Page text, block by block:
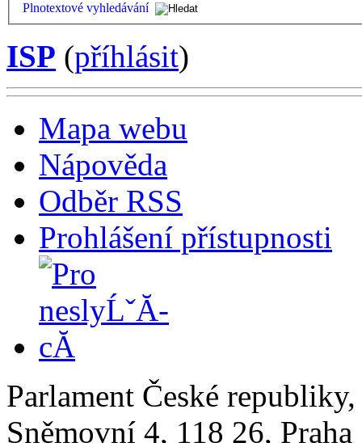
Plnotextové vyhledávání
ISP (příhlásit)
Mapa webu
Nápověda
Odběr RSS
Prohlášení přístupnosti
Parlament České
Sněmovní 4, 118 26,